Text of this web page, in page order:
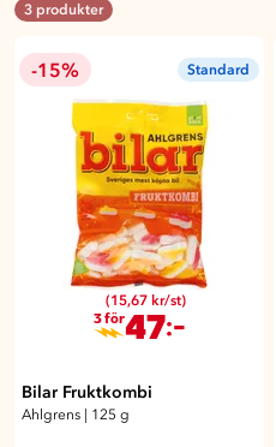
3 produkter
-15% Standard
(15,67 kr/st)
3 för47:-
Bilar Fruktkombi
Ahlgrens 125 g